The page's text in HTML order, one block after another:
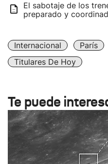
El sabotaje de los
preparado y
Internacional París
Titulares De Hoy
Te puede